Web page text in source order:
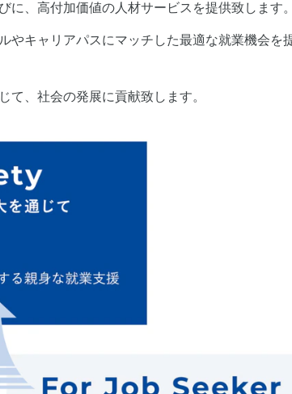
、高付加価値の人材サービスを提供致します。
やキャリアパスにマッチした最適な就業機会を
て、社会の発展に貢献致します。